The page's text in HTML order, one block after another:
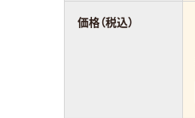
価格（税込）